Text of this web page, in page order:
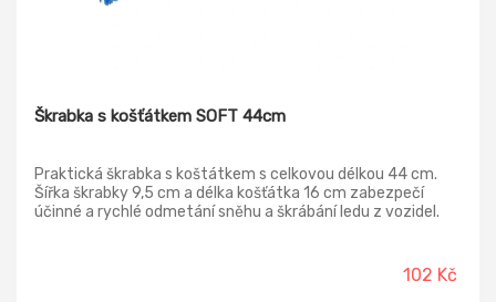
Škrabka s košťátkem SOFT 44cm
Praktická škrabka s koštátkem s celkovou délkou 44 cm.
Šířka škrabky 9,5 cm a délka košťátka 16 cm zabezpečí
účinné a rychlé odmetání sněhu a škrábání ledu z vozidel.
102 Kč